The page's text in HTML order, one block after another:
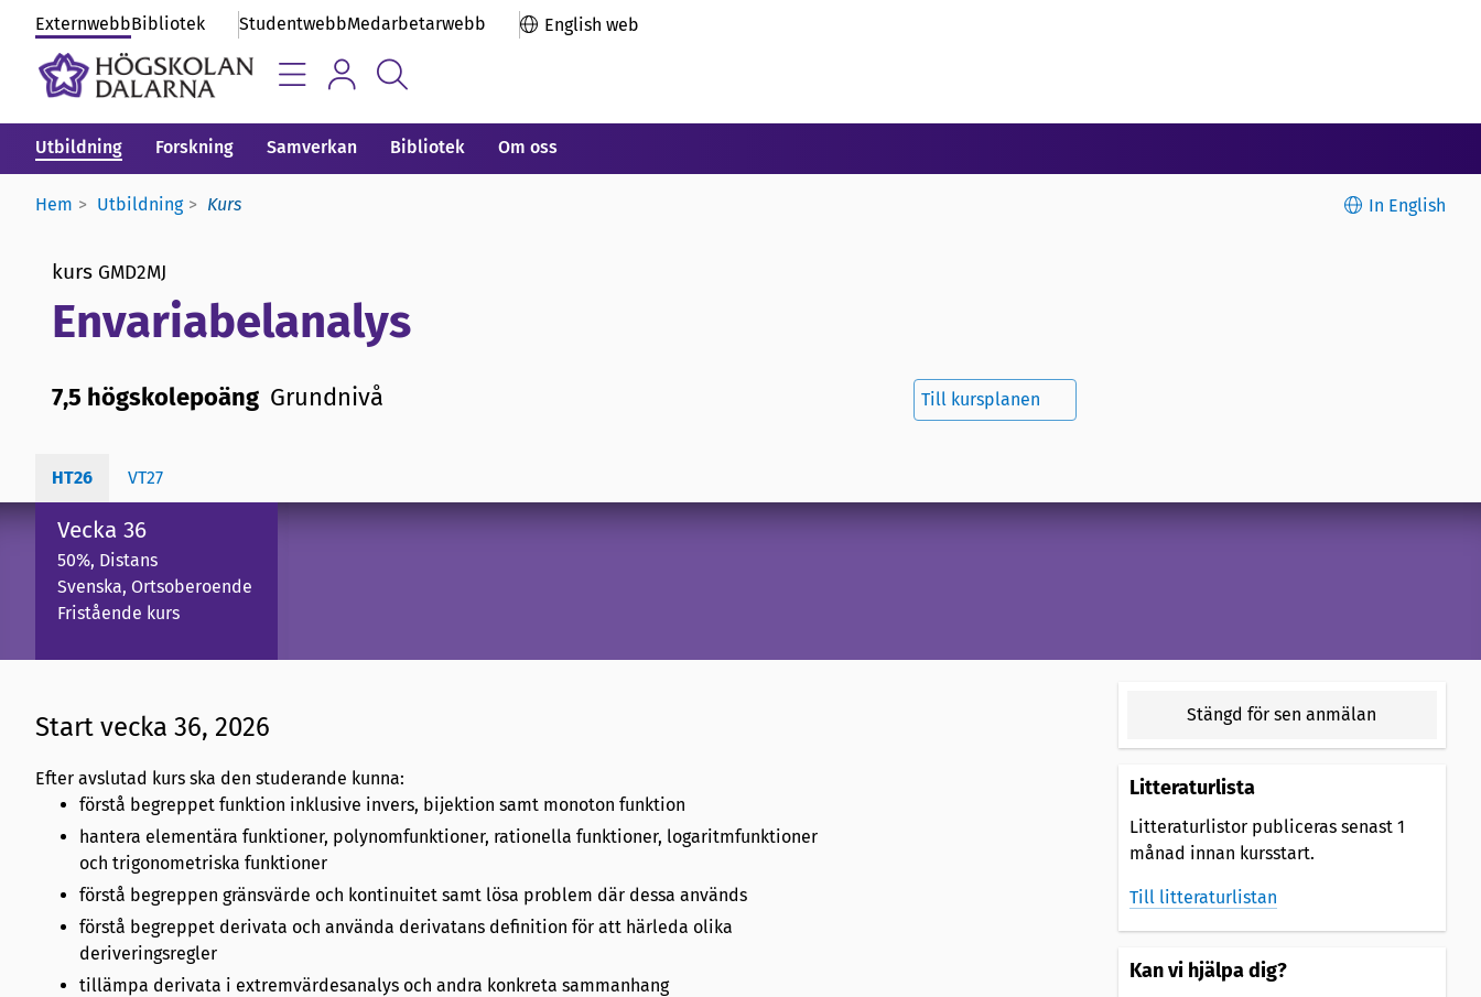
ExternwebbBibliotek StudentwebbMedarbetarwebb English web
Utbildning Forskning Samverkan Bibliotek Om oss
Hem Utbildning Kurs In English
kurs GMD2MJ
Envariabelanalys
7,5 högskolepoäng Grundnivå Till kursplanen
HT26 VT27
Vecka 36
50%, Distans
Svenska, Ortsoberoende
Fristående kurs
Start vecka 36, 2026
Efter avslutad kurs ska den studerande kunna:
förstå begreppet funktion inklusive invers, bijektion samt monoton funktion
hantera elementära funktioner, polynomfunktioner, rationella funktioner, logaritmfunktioner
och trigonometriska funktioner
förstå begreppen gränsvärde och kontinuitet samt lösa problem där dessa används
förstå begreppet derivata och använda derivatans definition för att härleda olika
deriveringsregler
tillämpa derivata i extremvärdesanalys och andra konkreta sammanhang
Stängd för sen anmälan
Litteraturlista
Litteraturlistor publiceras senast 1
månad innan kursstart.
Till litteraturlistan
Kan vi hjälpa dig?